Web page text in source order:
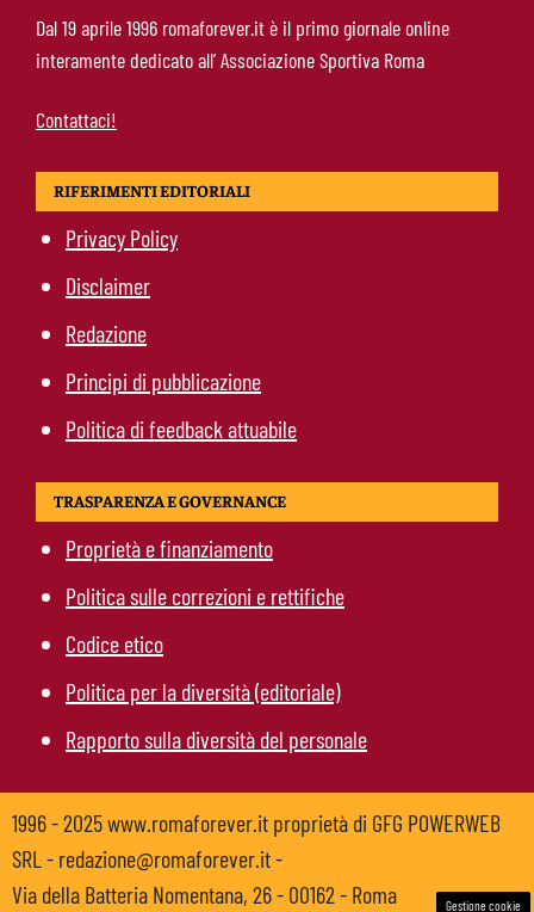
Mercato Roma, manca un solo colpo: Gasperini
aspetta l’ala sinistra
Dal 19 aprile 1996 romaforever.it è il primo giornale online
interamente dedicato all’ Associazione Sportiva Roma
Contattaci!
RIFERIMENTI EDITORIALI
Privacy Policy
Disclaimer
Redazione
Principi di pubblicazione
Politica di feedback attuabile
TRASPARENZA E GOVERNANCE
Proprietà e finanziamento
Politica sulle correzioni e rettifiche
Codice etico
Politica per la diversità (editoriale)
Rapporto sulla diversità del personale
1996 - 2025 www.romaforever.it proprietà di GFG POWERWEB
SRL - redazione@romaforever.it -
Via della Batteria Nomentana, 26 - 00162 - Roma
Gestione cookie